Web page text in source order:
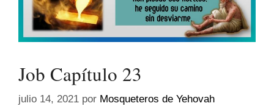
Job Capítulo 23
julio 14, 2021 por Mosqueteros de Yehovah